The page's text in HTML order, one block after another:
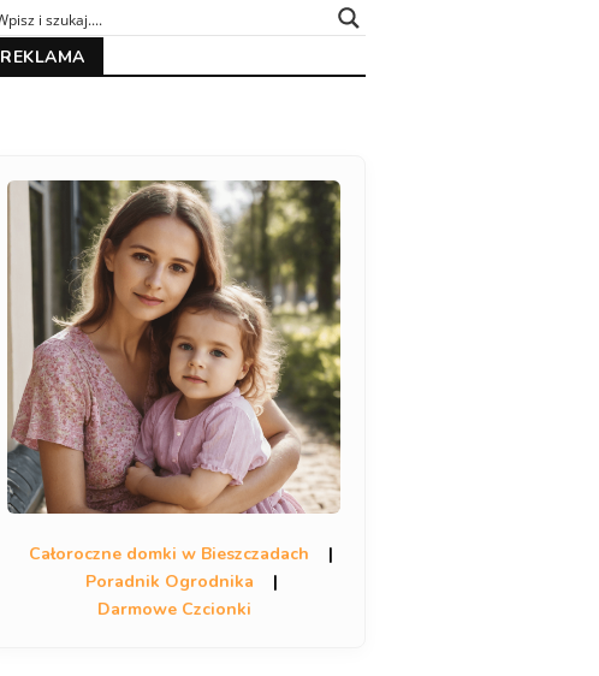
REKLAMA
Całoroczne domki w Bieszczadach
|
Poradnik Ogrodnika
|
Darmowe Czcionki